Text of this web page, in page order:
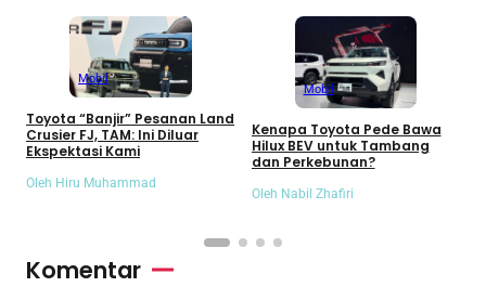
Mobil
Toyota “Banjir” Pesanan Land
Crusier FJ, TAM: Ini Diluar
Ekspektasi Kami
Oleh Hiru Muhammad
Mobil
Kenapa Toyota Pede Bawa
Hilux BEV untuk Tambang
dan Perkebunan?
Oleh Nabil Zhafiri
Komentar